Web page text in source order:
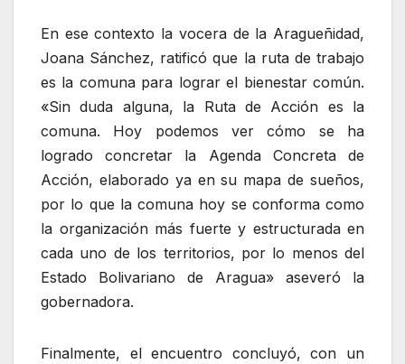
En ese contexto la vocera de la Aragueñidad,
Joana Sánchez, ratificó que la ruta de trabajo
es la comuna para lograr el bienestar común.
«Sin duda alguna, la Ruta de Acción es la
comuna. Hoy podemos ver cómo se ha
logrado concretar la Agenda Concreta de
Acción, elaborado ya en su mapa de sueños,
por lo que la comuna hoy se conforma como
la organización más fuerte y estructurada en
cada uno de los territorios, por lo menos del
Estado Bolivariano de Aragua» aseveró la
gobernadora.
Finalmente, el encuentro concluyó, con un